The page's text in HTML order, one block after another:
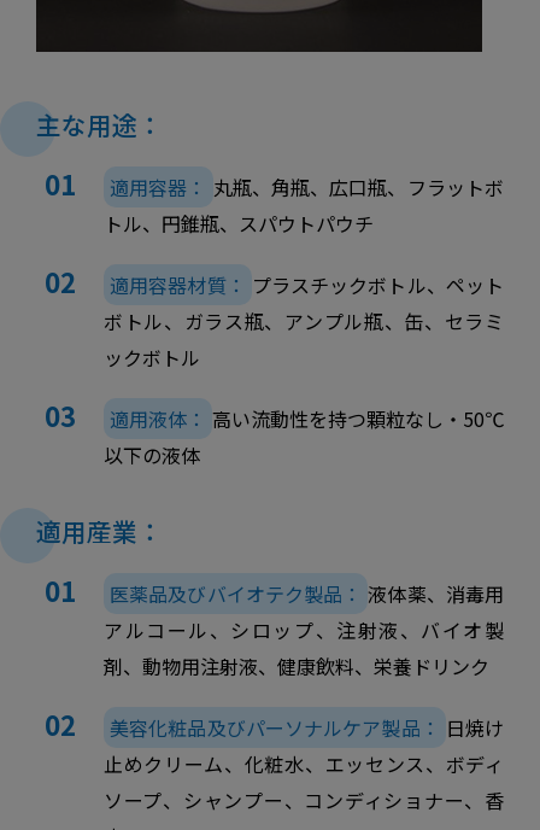
主な用途：
適用容器： 丸瓶、角瓶、広口瓶、フラットボ
トル、円錐瓶、スパウトパウチ
適用容器材質： プラスチックボトル、ペット
ボトル、ガラス瓶、アンプル瓶、缶、セラミ
ックボトル
適用液体： 高い流動性を持つ顆粒なし・50℃
以下の液体
適用産業：
医薬品及びバイオテク製品： 液体薬、消毒用
アルコール、シロップ、注射液、バイオ製
剤、動物用注射液、健康飲料、栄養ドリンク
美容化粧品及びパーソナルケア製品： 日焼け
止めクリーム、化粧水、エッセンス、ボディ
ソープ、シャンプー、コンディショナー、香